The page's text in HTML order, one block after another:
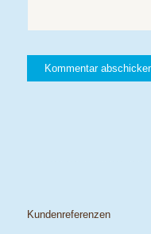
Kundenreferenzen